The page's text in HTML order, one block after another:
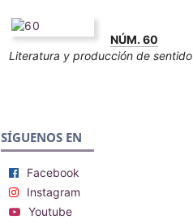
NÚM. 60
Literatura y producción de sentido
SÍGUENOS EN
Facebook
Instagram
Youtube